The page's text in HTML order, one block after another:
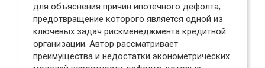
для объяснения причин ипотечного дефолта,
предотвращение которого является одной из
ключевых задач рискменеджмента кредитной
организации. Автор рассматривает
преимущества и недостатки эконометрических